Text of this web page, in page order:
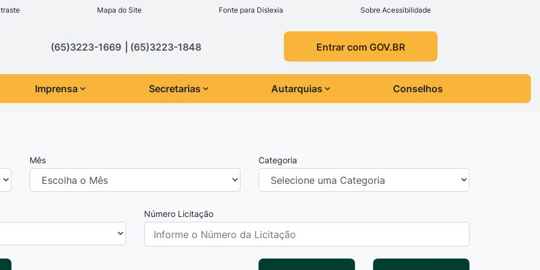
de acessibilidade
Mapa do Site Fonte para Dislexia Sobre Acessibilidade
(65)3223-1669 (65)3223-1848 Entrar com GOV.BR
Imprensa Secretarias Autarquias Conselhos
Mês Categoria
Número Licitação